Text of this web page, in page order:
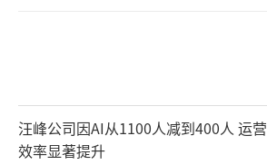
汪峰公司因AI从1100人减到400人 运营
效率显著提升